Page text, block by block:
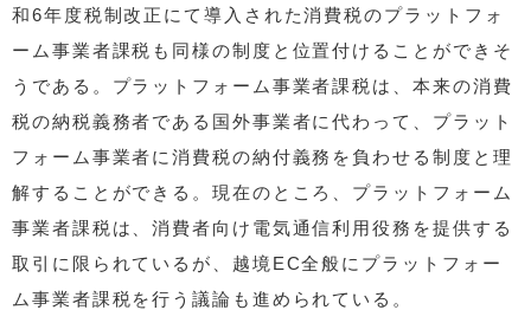
和6年度税制改正にて導入された消費税のプラットフォ
ーム事業者課税も同様の制度と位置付けることができそ
うである。プラットフォーム事業者課税は、本来の消費
税の納税義務者である国外事業者に代わって、プラット
フォーム事業者に消費税の納付義務を負わせる制度と理
解することができる。現在のところ、プラットフォーム
事業者課税は、消費者向け電気通信利用役務を提供する
取引に限られているが、越境EC全般にプラットフォー
ム事業者課税を行う議論も進められている。